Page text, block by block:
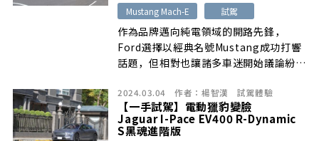
Mustang Mach-E
試駕
作為品牌邁向純電領域的開路先鋒，
Ford選擇以經典名號Mustang成功打響
話題，但相對也讓諸多車迷開始議論紛
2024.03.04 作者： 楊智漢 試駕體驗
【一手試駕】電動獵豹變臉
Jaguar I-Pace EV400 R-Dynamic
S黑魂進階版